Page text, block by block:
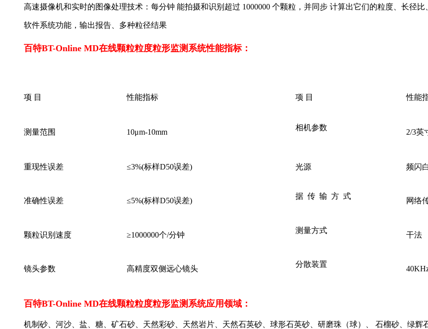
高速摄像机和实时的图像处理技术：每分钟 能拍摄和识别超过 1000000 个颗粒，并同步 计算出它们的粒度、长径
软件系统功能，输出报告、多种粒径结果
百特BT-Online MD在线颗粒粒度粒形监测系统性能指标：
项 目 性能指标 项 目 性能
测量范围 10μm-10mm
相机参数
2/3英
重现性误差 ≤3%(标样D50误差) 光源 频闪
准确性误差 ≤5%(标样D50误差)
据 传 输 方 式
网络
颗粒识别速度 ≥1000000个/分钟
测量方式
干法
镜头参数 高精度双侧远心镜头
分散装置
百特BT-Online MD在线颗粒粒度粒形监测系统应用领域：
机制砂、河沙、盐、糖、矿石砂、天然彩砂、天然岩片、天然石英砂、球形石英砂、研磨珠（球）、 石榴砂、绿辉